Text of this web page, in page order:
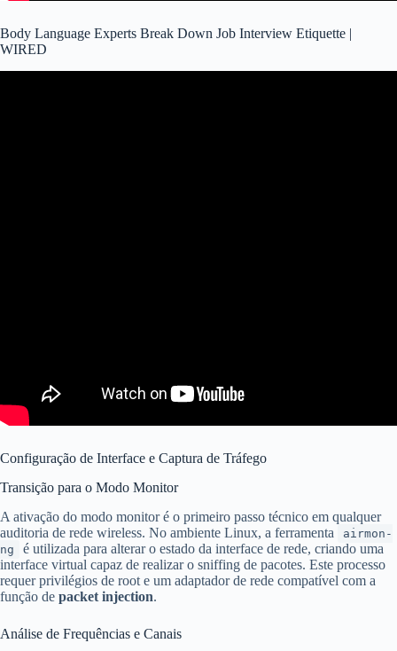
Body Language Experts Break Down Job Interview Etiquette |
WIRED
Configuração de Interface e Captura de Tráfego
Transição para o Modo Monitor
A ativação do modo monitor é o primeiro passo técnico em qualquer
auditoria de rede wireless. No ambiente Linux, a ferramenta
airmon-
ng
é utilizada para alterar o estado da interface de rede, criando uma
interface virtual capaz de realizar o sniffing de pacotes. Este processo
requer privilégios de root e um adaptador de rede compatível com a
função de packet injection.
Análise de Frequências e Canais